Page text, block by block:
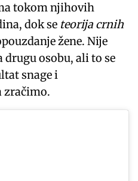
tokom njihovih
dok se teorija crnih
žene. Nije
osobu, ali to se
snage i
zračimo.